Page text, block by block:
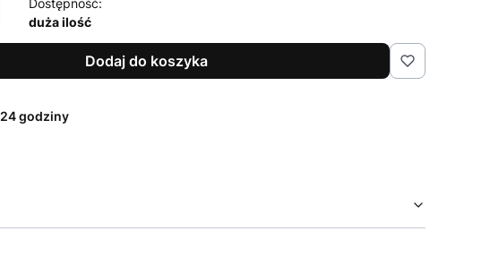
Dostępność:
duża ilość
Dodaj do koszyka
24 godziny